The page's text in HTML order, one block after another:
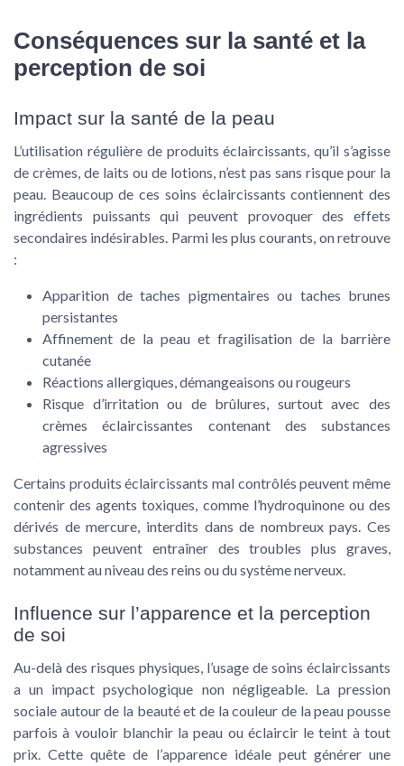
Conséquences sur la santé et la
perception de soi
Impact sur la santé de la peau
L’utilisation régulière de produits éclaircissants, qu’il s’agisse
de crèmes, de laits ou de lotions, n’est pas sans risque pour la
peau. Beaucoup de ces soins éclaircissants contiennent des
ingrédients puissants qui peuvent provoquer des effets
secondaires indésirables. Parmi les plus courants, on retrouve
:
Apparition de taches pigmentaires ou taches brunes
persistantes
Affinement de la peau et fragilisation de la barrière
cutanée
Réactions allergiques, démangeaisons ou rougeurs
Risque d’irritation ou de brûlures, surtout avec des
crèmes éclaircissantes contenant des substances
agressives
Certains produits éclaircissants mal contrôlés peuvent même
contenir des agents toxiques, comme l’hydroquinone ou des
dérivés de mercure, interdits dans de nombreux pays. Ces
substances peuvent entraîner des troubles plus graves,
notamment au niveau des reins ou du système nerveux.
Influence sur l’apparence et la perception
de soi
Au-delà des risques physiques, l’usage de soins éclaircissants
a un impact psychologique non négligeable. La pression
sociale autour de la beautéet de la couleur de lapeau pousse
parfois à vouloir blanchir la peau ou éclaircir le teint à tout
prix. Cette quête de l’apparenceidéale peut générer une